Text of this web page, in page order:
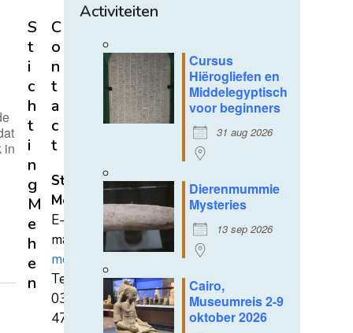
in
Activiteiten
Cursus
Hiërogliefen en
Middelegyptisch
voor beginners
31 aug 2026
Dierenmummie
Mysteries
13 sep 2026
Cairo,
Museumreis 2-9
oktober 2026
S
t
i
c
h
t
i
n
g
M
e
h
e
n
C
o
n
t
a
c
t
Stichting
Mehen
E-
mail:
mehen@hetnet.nl
Tel.:
0318-
471689